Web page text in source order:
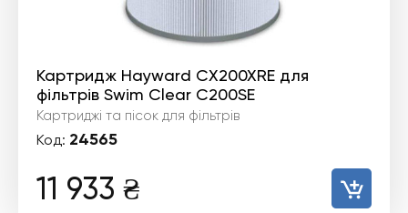
Картридж Hayward CX200XRE для
фільтрів Swim Clear C200SE
Картриджі та пісок для фільтрів
Код: 24565
11 933 ₴